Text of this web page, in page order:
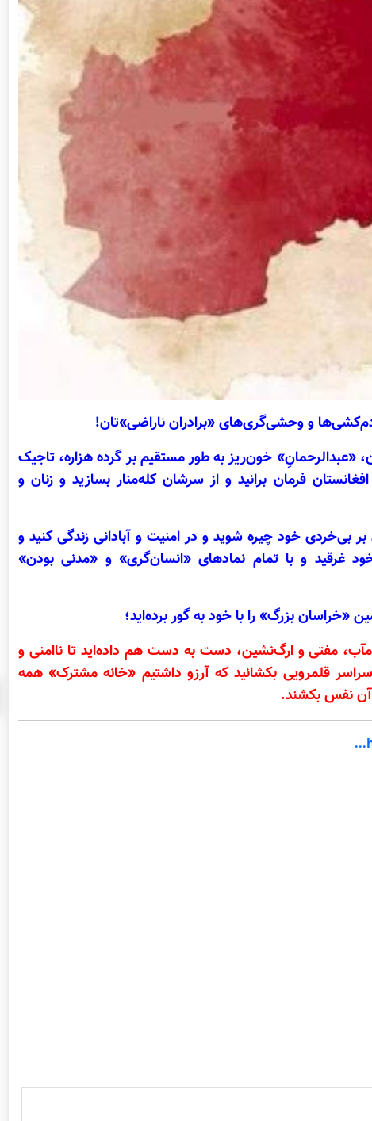
و وحشی‌گری‌های «برادران ناراضی»تان!
«عبدالرحمانِ» خون‌ریز به طور مستقیم بر گرده هزاره، تاجیک
فرمان برانید و از سرشان کله‌منار بسازید و زنان و
بی‌خردی خود چیره شوید و در امنیت و آبادانی زندگی کنید و
غرقید و با تمام نمادهای «انسان‌گری» و «مدنی بودن»
«خراسان بزرگ» را با خود به گور برده‌اید؛
مفتی و ارگ‌نشین، دست به دست هم داده‌اید تا ناامنی و
قلمرویی بکشانید که آرزو داشتیم «خانه مشترک» همه
آن نفس بکشند.